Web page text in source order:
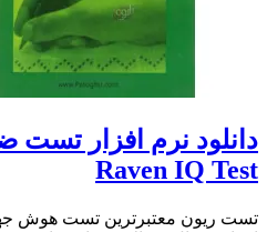
دانلود نرم افزار
Raven IQ Test
تست ریون معتبرترین تست هوش